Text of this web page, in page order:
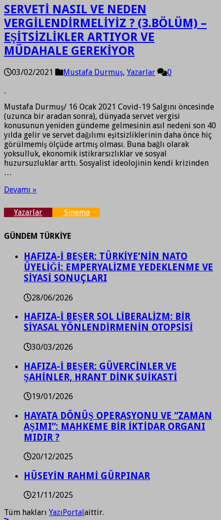
SERVETİ NASIL VE NEDEN
VERGİLENDİRMELİYİZ ? (3.BÖLÜM) –
EŞİTSİZLİKLER ARTIYOR VE
MÜDAHALE GEREKİYOR
03/02/2021 Mustafa Durmuş, Yazarlar 0
Mustafa Durmuş/ 16 Ocak 2021 Covid-19 Salgını öncesinde
(uzunca bir aradan sonra), dünyada servet vergisi
konusunun yeniden gündeme gelmesinin asıl nedeni son 40
yılda gelir ve servet dağılımı eşitsizliklerinin daha önce hiç
görülmemiş ölçüde artmış olması. Buna bağlı olarak
yoksulluk, ekonomik istikrarsızlıklar ve sosyal
huzursuzluklar arttı. Sosyalist ideolojinin kendi krizinden
…
Devamı »
Yazarlar Sinema
GÜNDEM TÜRKİYE
HAFIZA-İ BEŞER: TÜRKİYE’NİN NATO
ÜYELİĞİ: EMPERYALİZME YEDEKLENME VE
SİYASİ SONUÇLARI
28/06/2026
HAFIZA-İ BEŞER SOL LİBERALİZM: BİR
SİYASAL YÖNLENDİRMENİN OTOPSİSİ
30/03/2026
HAFIZA-İ BEŞER: GÜVERCİNLER VE
ŞAHİNLER, HRANT DİNK SUİKASTİ
19/01/2026
HAYATA DÖNÜŞ OPERASYONU VE “ZAMAN
AŞIMI”: MAHKEME BİR İKTİDAR ORGANI
MIDIR ?
20/12/2025
HÜSEYİN RAHMİ GÜRPINAR
21/11/2025
Tüm hakları YazıPortal aittir.